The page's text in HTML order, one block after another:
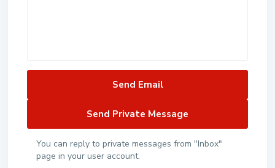
You can reply to private messages from "Inbox"
page in your user account.